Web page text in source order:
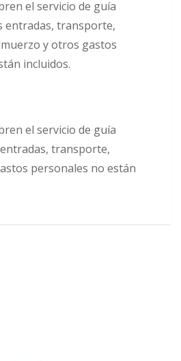
el servicio de guía
entradas, transporte,
y otros gastos
incluidos.
el servicio de guía
transporte,
personales no están